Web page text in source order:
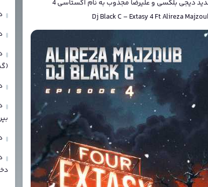
دیجی بلکسی و علیرضا مجذوب به نام اکستاسی 4
Dj Black C–Extasy 4 Ft Alireza